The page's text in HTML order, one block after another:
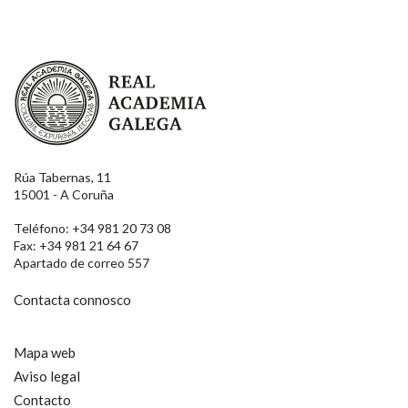
Real Academia Galega
Rúa Tabernas, 11
15001 - A Coruña
Teléfono: +34 981 20 73 08
Fax: +34 981 21 64 67
Apartado de correo 557
Contacta connosco
Mapa web
Aviso legal
Contacto